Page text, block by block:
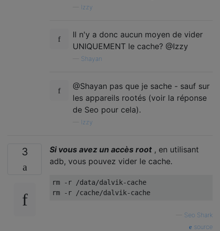
Izzy
Il n'y a donc aucun moyen de vider
UNIQUEMENT le cache? @Izzy
Shayan
@Shayan pas que je sache - sauf sur
les appareils rootés (voir la réponse
de Seo pour cela).
Izzy
3 Si vous avez un accès root , en utilisant
adb, vous pouvez vider le cache.
rm -r /data/dalvik-cache
Seo Shark
source